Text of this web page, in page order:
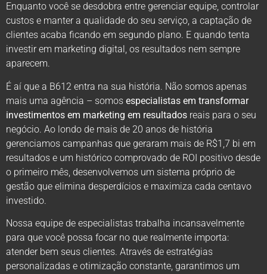
Enquanto você se desdobra entre gerenciar equipe, controlar
custos e manter a qualidade do seu serviço, a captação de
clientes acaba ficando em segundo plano. E quando tenta
investir em marketing digital, os resultados nem sempre
aparecem.
É aí que a B612 entra na sua história. Não somos apenas
mais uma agência – somos especialistas em transformar
investimentos em marketing em resultados reais para o seu
negócio. Ao londo de mais de 20 anos de história
gerenciamos campanhas que geraram mais de R$1,7 bi em
resultados e um histórico comprovado de ROI positivo desde
o primeiro mês, desenvolvemos um sistema próprio de
gestão que elimina desperdícios e maximiza cada centavo
investido.
Nossa equipe de especialistas trabalha incansavelmente
para que você possa focar no que realmente importa:
atender bem seus clientes. Através de estratégias
personalizadas e otimização constante, garantimos um